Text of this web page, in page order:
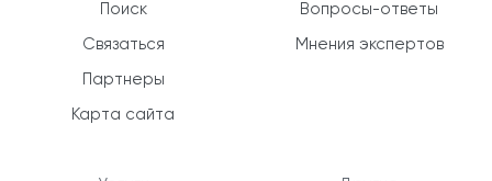
Поиск
Связаться
Партнеры
Карта сайта
Вопросы-ответы
Мнения экспертов